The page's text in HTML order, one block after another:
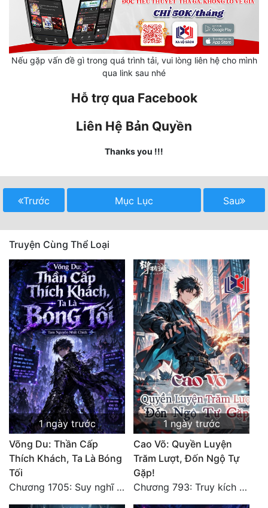
Mạt Thế
Mỹ Thực
Ngôn Tình
Phương Tây
Phản Phái
Quân Sự
Sảng Văn
Sắc
Sủng
Thanh Xuân
Tiên Hiệp
Tiểu Thuyết
Trinh Thám
Triều Đấu
Trùng Sinh
Nếu gặp vấn đề gì trong quá trình tải, vui lòng liên hệ cho mình
qua link sau nhé
Hỗ trợ qua Facebook
Liên Hệ Bản Quyền
Thanks you !!!
Trước Mục Lục Sau
Truyện Cùng Thể Loại
1 ngày trước
Võng Du: Thần Cấp
Thích Khách, Ta Là Bóng
Tối
Chương 1705: Suy nghĩ sinh tồn của Vô Danh Tuyết!
1 ngày trước
Cao Võ: Quyền Luyện
Trăm Lượt, Đốn Ngộ Tự
Gặp!
Chương 793: Truy kích (2)